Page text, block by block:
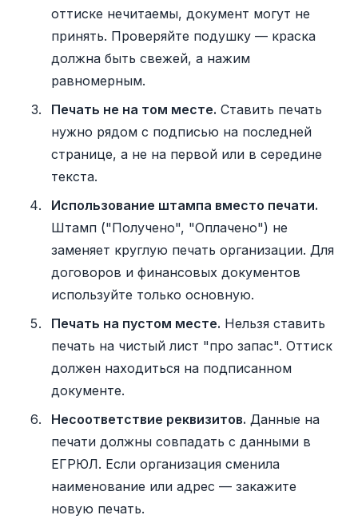
оттиске нечитаемы, документ могут не
принять. Проверяйте подушку — краска
должна быть свежей, а нажим
равномерным.
Печать не на том месте. Ставить печать
нужно рядом с подписью на последней
странице, а не на первой или в середине
текста.
Использование штампа вместо печати.
Штамп ("Получено", "Оплачено") не
заменяет круглую печать организации. Для
договоров и финансовых документов
используйте только основную.
Печать на пустом месте. Нельзя ставить
печать на чистый лист "про запас". Оттиск
должен находиться на подписанном
документе.
Несоответствие реквизитов. Данные на
печати должны совпадать с данными в
ЕГРЮЛ. Если организация сменила
наименование или адрес — закажите
новую печать.